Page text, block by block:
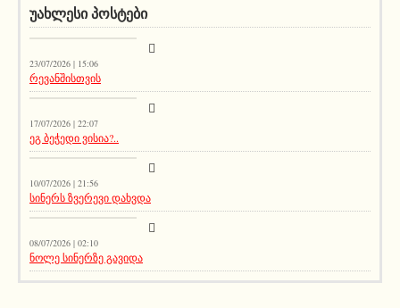
ᲣᲐᲮᲚᲔᲡᲘ ᲞᲝᲡᲢᲔᲑᲘ
23/07/2026 | 15:06
რევანშისთვის
მთავარი ამბავი
17/07/2026 | 22:07
ეგ ბეჭედი ვისია?..
სიახლეები
10/07/2026 | 21:56
სინერს ზვერევი დახვდა
სიახლეები
08/07/2026 | 02:10
ნოლე სინერზე გავიდა